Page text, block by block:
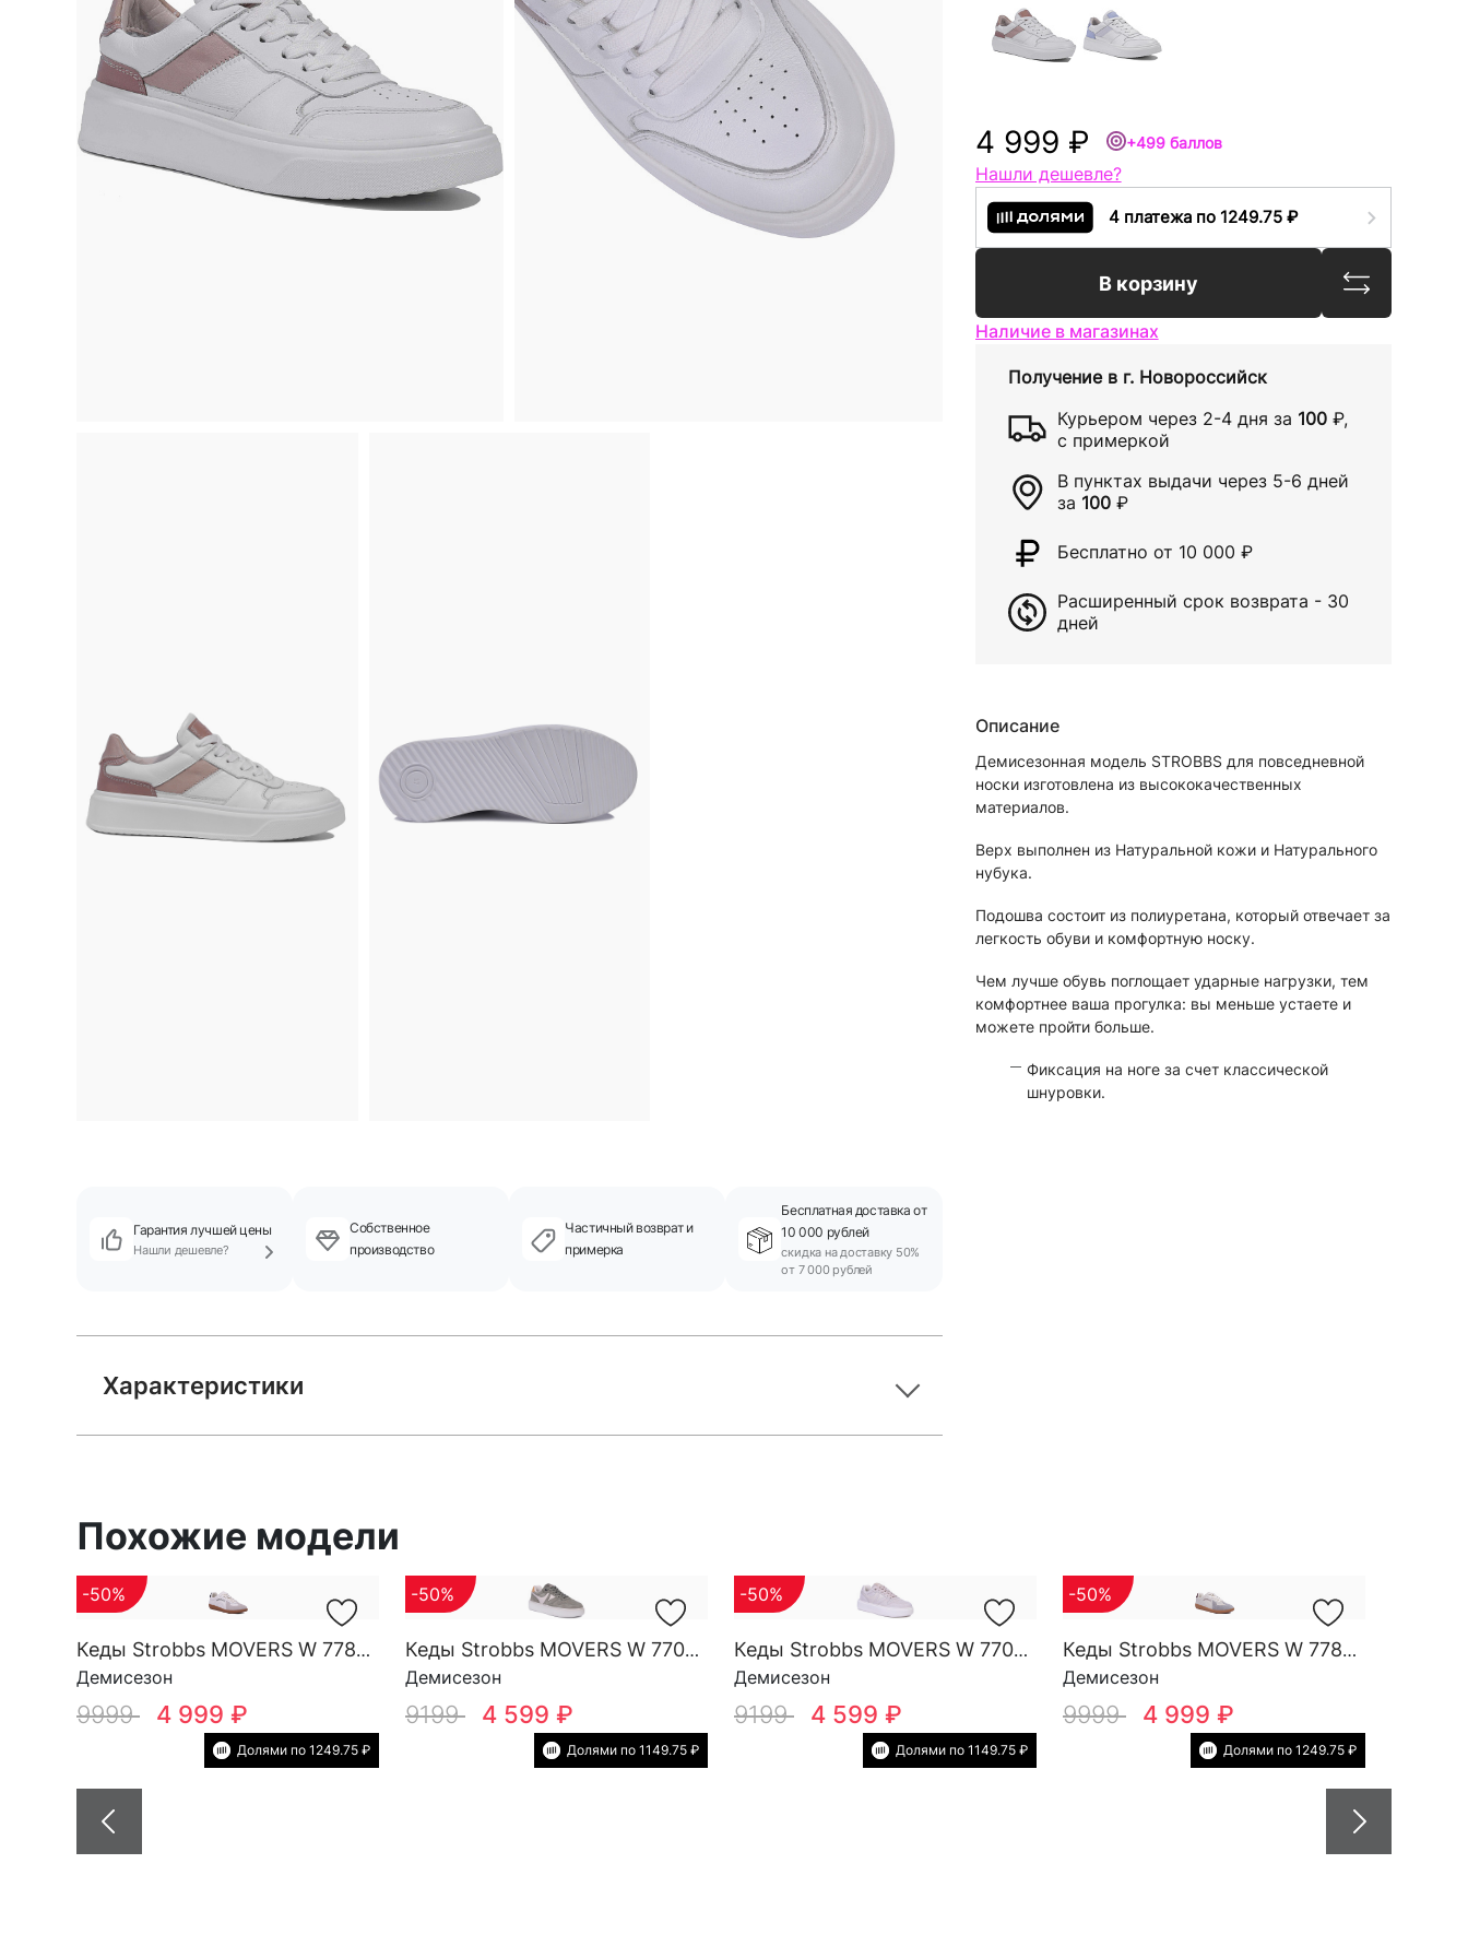
4 999 ₽ +499 баллов
Нашли дешевле?
4 платежа по 1249.75 ₽
В корзину Сравнить
Наличие в магазинах
Получение в г. Новороссийск
Курьером через 2-4 дня за 100 ₽,
с примеркой
В пунктах выдачи через 5-6 дней
за 100 ₽
Бесплатно от 10 000 ₽
Расширенный срок возврата - 30
дней
Описание
Демисезонная модель STROBBS для повседневной
носки изготовлена из высококачественных
материалов.
Верх выполнен из Натуральной кожи и Натурального
нубука.
Подошва состоит из полиуретана, который отвечает за
легкость обуви и комфортную носку.
Чем лучше обувь поглощает ударные нагрузки, тем
комфортнее ваша прогулка: вы меньше устаете и
можете пройти больше.
Фиксация на ноге за счет классической
шнуровки.
Гарантия лучшей цены
Нашли дешевле?
Собственное
производство
Частичный возврат и
примерка
Бесплатная доставка от
10 000 рублей
скидка на доставку 50%
от 7 000 рублей
Характеристики
Похожие модели
Кеды Strobbs MOVERS W 7782-16
Демисезон
-50%
9999 4 999 ₽
Долями по 1249.75 ₽
Кеды Strobbs MOVERS W 7708-19
Демисезон
-50%
9199 4 599 ₽
Долями по 1149.75 ₽
Кеды Strobbs MOVERS W 7708-9
Демисезон
-50%
9199 4 599 ₽
Долями по 1149.75 ₽
Кеды Strobbs MOVERS W 7782-12
Демисезон
-50%
9999 4 999 ₽
Долями по 1249.75 ₽